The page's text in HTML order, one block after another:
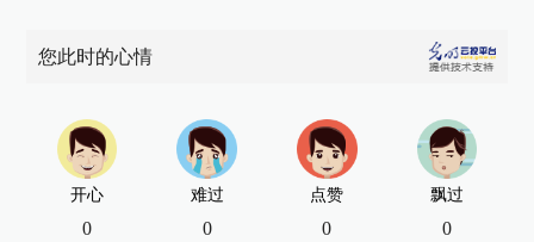
您此时的心情
开心
0
难过
0
点赞
0
飘过
0